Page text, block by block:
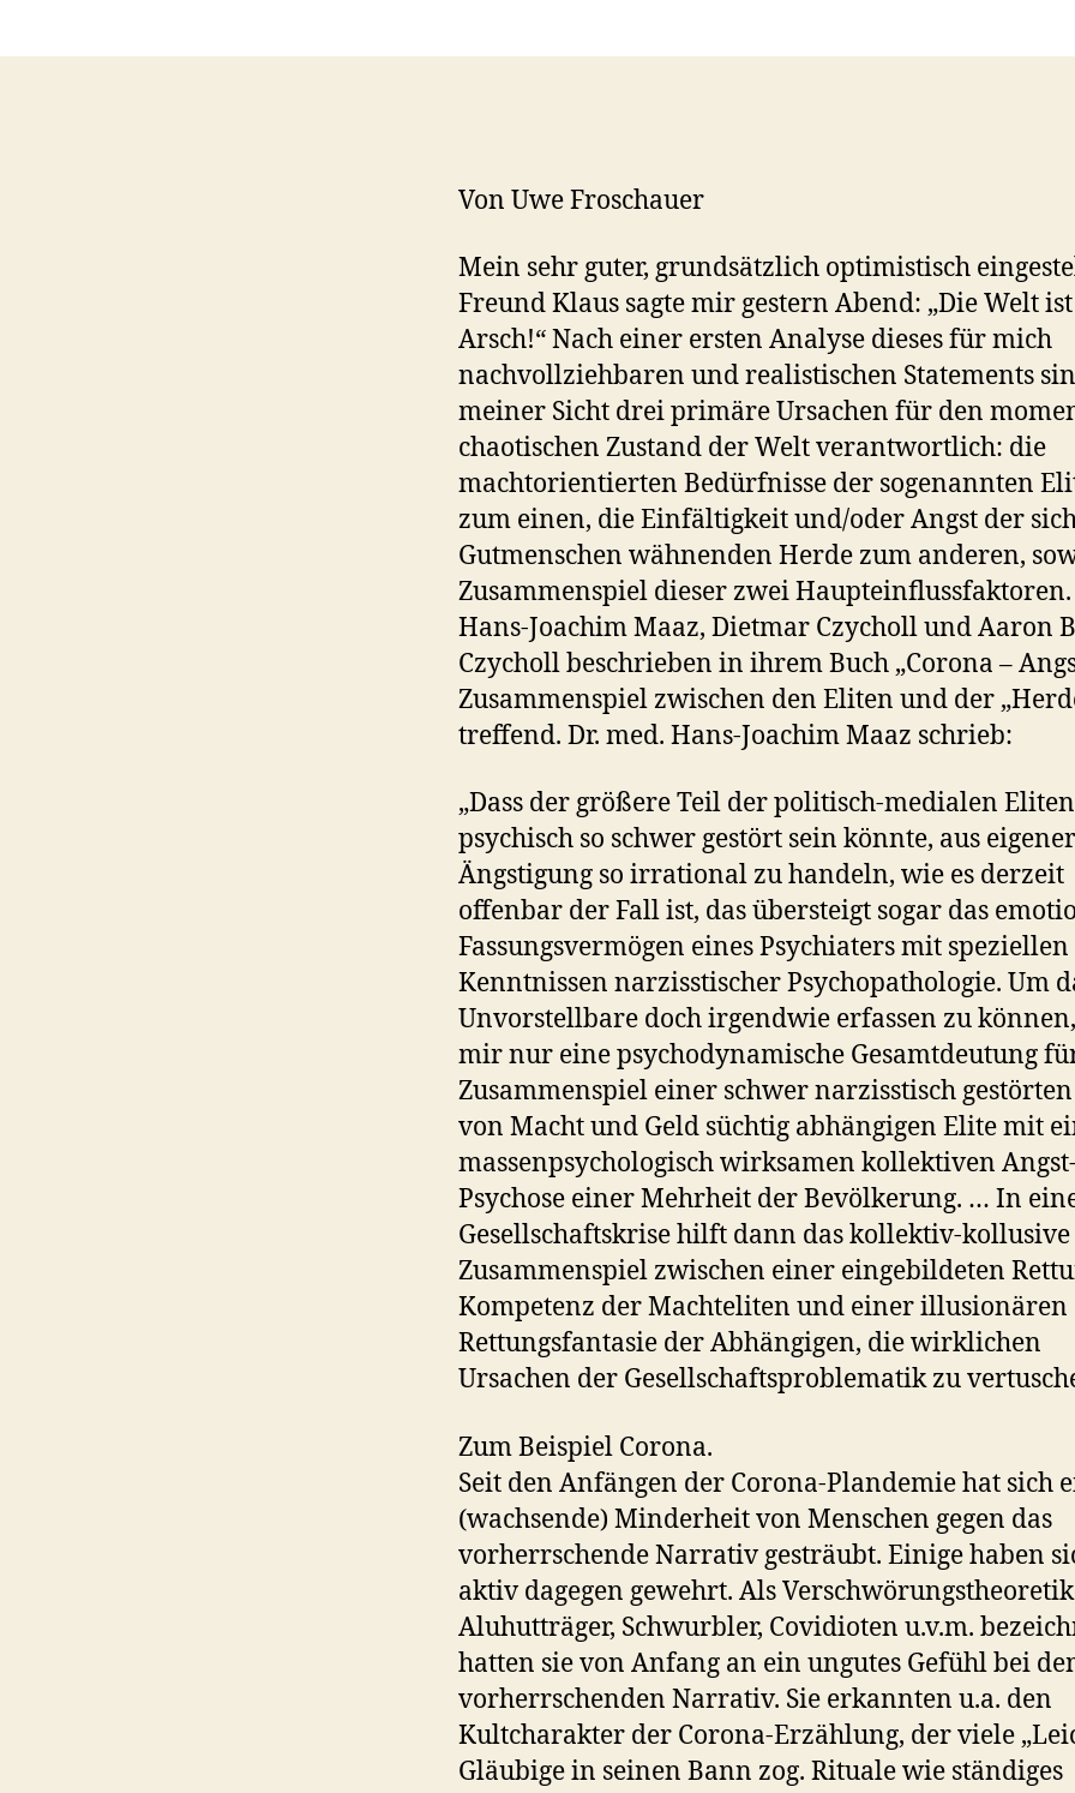
Von Uwe Froschauer
Mein sehr guter, grundsätzlich optimistisch
Freund Klaus sagte mir gestern Abend: „Die Welt
Arsch!“ Nach einer ersten Analyse dieses für mich
nachvollziehbaren und realistischen Statements
meiner Sicht drei primäre Ursachen für den
chaotischen Zustand der Welt verantwortlich: die
machtorientierten Bedürfnisse der sogenannten
zum einen, die Einfältigkeit und/oder Angst der
Gutmenschen wähnenden Herde zum anderen,
Zusammenspiel dieser zwei Haupteinflussfaktoren.
Hans-Joachim Maaz, Dietmar Czycholl und Aaron
Czycholl beschrieben in ihrem Buch „Corona –
Zusammenspiel zwischen den Eliten und der
treffend. Dr. med. Hans-Joachim Maaz schrieb:
„Dass der größere Teil der politisch-medialen Eliten
psychisch so schwer gestört sein könnte, aus eigener
Ängstigung so irrational zu handeln, wie es derzeit
offenbar der Fall ist, das übersteigt sogar das
Fassungsvermögen eines Psychiaters mit speziellen
Kenntnissen narzisstischer Psychopathologie. Um
Unvorstellbare doch irgendwie erfassen zu
mir nur eine psychodynamische Gesamtdeutung
Zusammenspiel einer schwer narzisstisch
von Macht und Geld süchtig abhängigen Elite mit
massenpsychologisch wirksamen kollektiven Angst-
Psychose einer Mehrheit der Bevölkerung. … In
Gesellschaftskrise hilft dann das kollektiv-kollusive
Zusammenspiel zwischen einer eingebildeten
Kompetenz der Machteliten und einer illusionären
Rettungsfantasie der Abhängigen, die wirklichen
Ursachen der Gesellschaftsproblematik zu
Zum Beispiel Corona.
Seit den Anfängen der Corona-Plandemie hat sich
(wachsende) Minderheit von Menschen gegen das
vorherrschende Narrativ gesträubt. Einige haben
aktiv dagegen gewehrt. Als
Aluhutträger, Schwurbler, Covidioten u.v.m.
hatten sie von Anfang an ein ungutes Gefühl bei
vorherrschenden Narrativ. Sie erkannten u.a. den
Kultcharakter der Corona-Erzählung, der viele
Gläubige in seinen Bann zog. Rituale wie ständiges